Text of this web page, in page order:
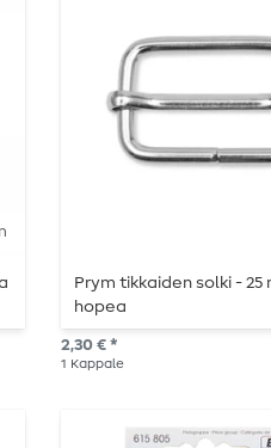
Prym tikkaiden solki - 25
hopea
2,30 € *
1 Kappale